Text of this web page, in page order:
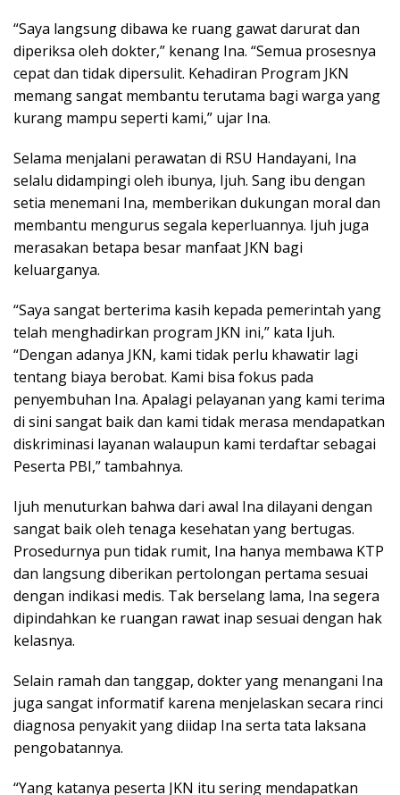
“Saya langsung dibawa ke ruang gawat darurat dan
diperiksa oleh dokter,” kenang Ina. “Semua prosesnya
cepat dan tidak dipersulit. Kehadiran Program JKN
memang sangat membantu terutama bagi warga yang
kurang mampu seperti kami,” ujar Ina.
Selama menjalani perawatan di RSU Handayani, Ina
selalu didampingi oleh ibunya, Ijuh. Sang ibu dengan
setia menemani Ina, memberikan dukungan moral dan
membantu mengurus segala keperluannya. Ijuh juga
merasakan betapa besar manfaat JKN bagi
keluarganya.
“Saya sangat berterima kasih kepada pemerintah yang
telah menghadirkan program JKN ini,” kata Ijuh.
“Dengan adanya JKN, kami tidak perlu khawatir lagi
tentang biaya berobat. Kami bisa fokus pada
penyembuhan Ina. Apalagi pelayanan yang kami terima
di sini sangat baik dan kami tidak merasa mendapatkan
diskriminasi layanan walaupun kami terdaftar sebagai
Peserta PBI,” tambahnya.
Ijuh menuturkan bahwa dari awal Ina dilayani dengan
sangat baik oleh tenaga kesehatan yang bertugas.
Prosedurnya pun tidak rumit, Ina hanya membawa KTP
dan langsung diberikan pertolongan pertama sesuai
dengan indikasi medis. Tak berselang lama, Ina segera
dipindahkan ke ruangan rawat inap sesuai dengan hak
kelasnya.
Selain ramah dan tanggap, dokter yang menangani Ina
juga sangat informatif karena menjelaskan secara rinci
diagnosa penyakit yang diidap Ina serta tata laksana
pengobatannya.
“Yang katanya peserta JKN itu sering mendapatkan